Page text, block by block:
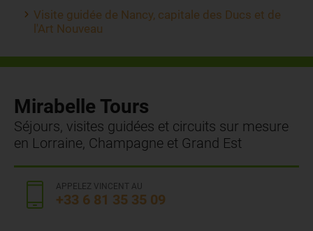
Visite guidée de Nancy, capitale des Ducs et de
l'Art Nouveau
Mirabelle Tours
Séjours, visites guidées et circuits sur mesure
en Lorraine, Champagne et Grand Est
APPELEZ VINCENT AU
+33 6 81 35 35 09